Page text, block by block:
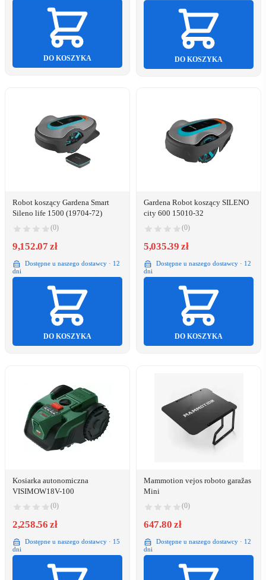
DO KOSZYKA DO KOSZYKA
Robot koszący Gardena Smart
Sileno life 1500 (19704-72)
(0)
9,152.07 zł
Dostępne u naszego dostawcy · 12
dni
DO KOSZYKA
Gardena Robot koszący SILENO
city 600 15010-32
(0)
5,035.39 zł
Dostępne u naszego dostawcy · 12
dni
DO KOSZYKA
Kosiarka autonomiczna
VISIMOW18V-100
(0)
2,258.56 zł
Dostępne u naszego dostawcy · 15
dni
Mammotion vejos roboto garažas
Mini
(0)
647.80 zł
Dostępne u naszego dostawcy · 12
dni